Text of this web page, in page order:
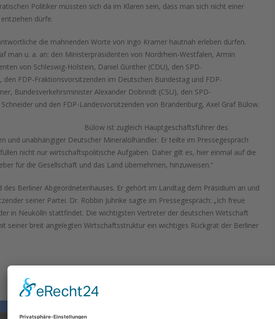
Politiker müssten sich da im Klaren sein, dass man sich nicht einer
dürfe.
die mahnenden Worte von Ingo Kramer hautnah erleben dürfen.
man u. a. an: den Ministerpräsidenten von Nordrhein-Westfalen, Armin
von Schleswig-Holstein, Daniel Günther (CDU), den SPD-
den FDP-Fraktionsvorsitzenden im Deutschen Bundestag und FDP-
Bundesverkehrsminister Alexander Dobrindt (CSU), den SPD-
und den FDP-Landesvorsitzenden von Brandenburg, Axel Graf Bülow.
Bülow ist zugleich Hauptgeschäftsführer des
und unabhängiger Deutscher Mineralölhändler. Er teilte im Pressegespräch
nicht nur wirtschaftspolitische Aufgaben. Daher gilt es, hier einmal auf die
für die Gesellschaft und das Land übernehmen, hinzuweisen.“
des Berliner Abgeordnetenhauses. Er gehört im Landtag dem Präsidium an und
seiner Partei. Dr. Robbin Juhnke sagte im Pressegespräch: „Ich freue
in Neukölln stattfindet. Die wichtigsten Vertreter der deutschen Wirtschaft
seiner breit angelegten Wirtschaftsstruktur ein wichtiges Rückgrat der Berliner